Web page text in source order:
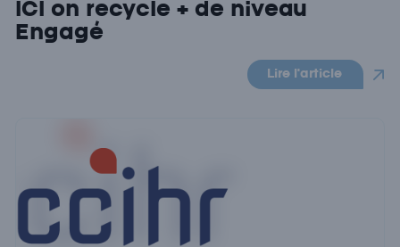
ICI on recycle + de niveau
Engagé
Lire l'article